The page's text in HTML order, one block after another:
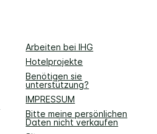
Arbeiten bei IHG
Hotelprojekte
Benötigen sie
unterstützung?
IMPRESSUM
Bitte meine persönlichen
Daten nicht verkaufen